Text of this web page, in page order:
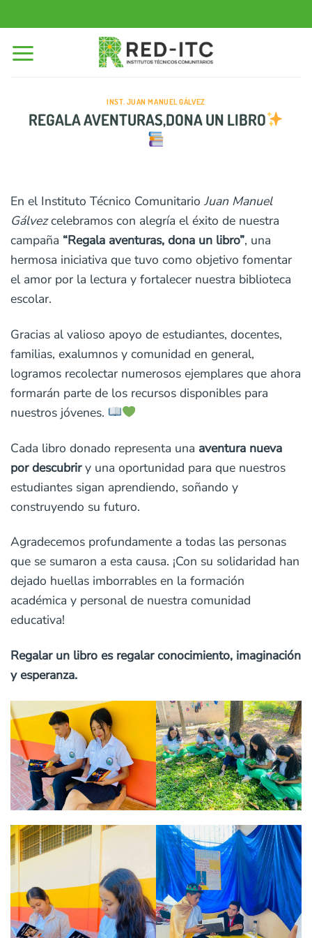
al
contenido
INST. JUAN MANUEL GÁLVEZ
REGALA AVENTURAS,DONA UN LIBRO
En el Instituto Técnico Comunitario Juan Manuel
Gálvezcelebramos con alegría el éxito de nuestra
campaña “Regala aventuras, dona un libro”, una
hermosa iniciativa que tuvo como objetivo fomentar
el amor por la lectura y fortalecer nuestra biblioteca
escolar.
Gracias al valioso apoyo de estudiantes, docentes,
familias, exalumnos y comunidad en general,
logramos recolectar numerosos ejemplares que ahora
formarán parte de los recursos disponibles para
nuestros jóvenes.
Cada libro donado representa una aventura nueva
por descubriry una oportunidad para que nuestros
estudiantes sigan aprendiendo, soñando y
construyendo su futuro.
Agradecemos profundamente a todas las personas
que se sumaron a esta causa. ¡Con su solidaridad han
dejado huellas imborrables en la formación
académica y personal de nuestra comunidad
educativa!
Regalar un libro es regalar conocimiento, imaginación
y esperanza.